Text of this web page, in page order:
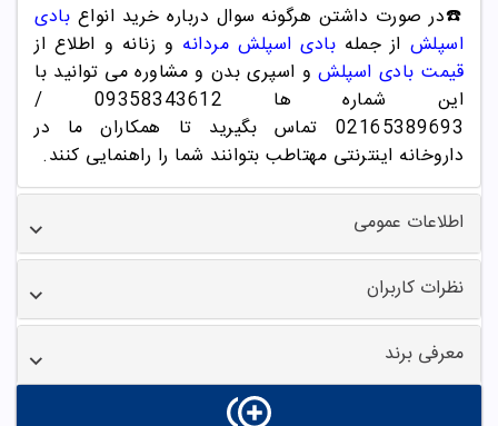
☎️در صورت داشتن هرگونه سوال درباره خرید انواع بادی
اسپلش از جمله بادی اسپلش مردانه و زنانه و اطلاع از
قیمت بادی اسپلشو اسپری بدن و مشاوره می توانید با
این شماره ها 09358343612 /
02165389693
تماس بگیرید تا همکاران ما در
داروخانه اینترنتی مهتاطب بتوانند شما را راهنمایی کنند.
اطلاعات عمومی
نظرات کاربران
معرفی برند